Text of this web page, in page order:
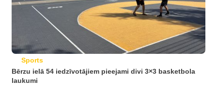
Sports
Bērzu ielā 54 iedzīvotājiem pieejami divi 3×3 basketbola
laukumi